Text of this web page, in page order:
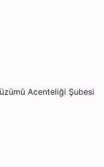
Acenteliği Şubesi